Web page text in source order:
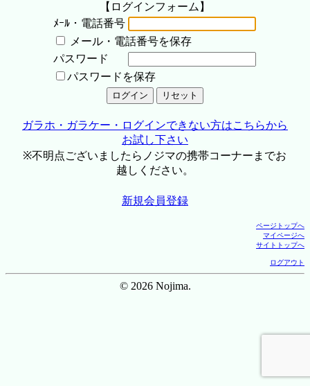
【ログインフォーム】
ﾒｰﾙ・電話番号
メール・電話番号を保存
パスワード
パスワードを保存
ガラホ・ガラケー・ログインできない方はこちらから
お試し下さい
※不明点ございましたらノジマの携帯コーナーまでお
越しください。
新規会員登録
ページトップへ
マイページへ
サイトトップへ
ログアウト
© 2026 Nojima.